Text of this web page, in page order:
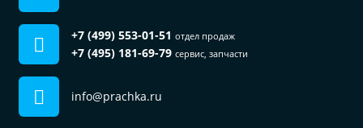
+7 (499) 553-01-51 отдел продаж
+7 (495) 181-69-79 сервис, запчасти
info@prachka.ru